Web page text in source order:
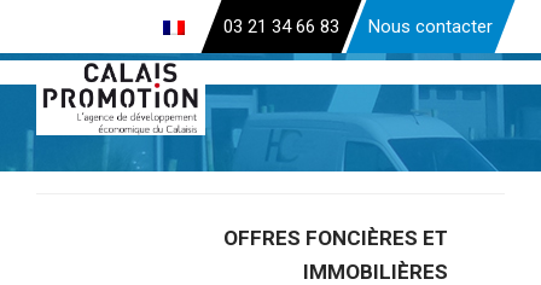
principal
03 21 34 66 83 Nous contacter
OFFRES FONCIÈRES ET
IMMOBILIÈRES
A louer local